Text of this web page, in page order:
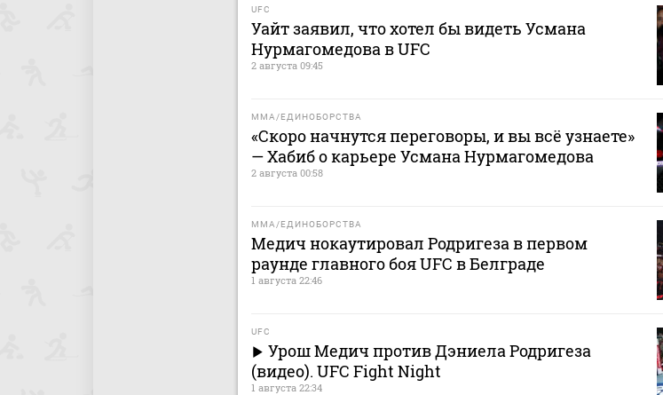
UFC
Уайт заявил, что хотел бы видеть Усмана
Нурмагомедова в UFC
2 августа 09:45
MMA/ЕДИНОБОРСТВА
«Скоро начнутся переговоры, и вы всё узнаете»
— Хабиб о карьере Усмана Нурмагомедова
2 августа 00:58
MMA/ЕДИНОБОРСТВА
Медич нокаутировал Родригеза в первом
раунде главного боя UFC в Белграде
1 августа 22:46
UFC
Урош Медич против Дэниела Родригеза
(видео). UFC Fight Night
1 августа 22:34